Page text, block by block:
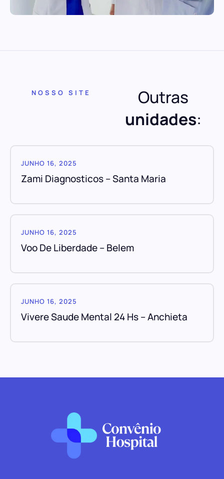
NOSSO SITE
Outras
unidades:
JUNHO 16, 2025
Zami Diagnosticos – Santa Maria
JUNHO 16, 2025
Voo De Liberdade – Belem
JUNHO 16, 2025
Vivere Saude Mental 24 Hs – Anchieta